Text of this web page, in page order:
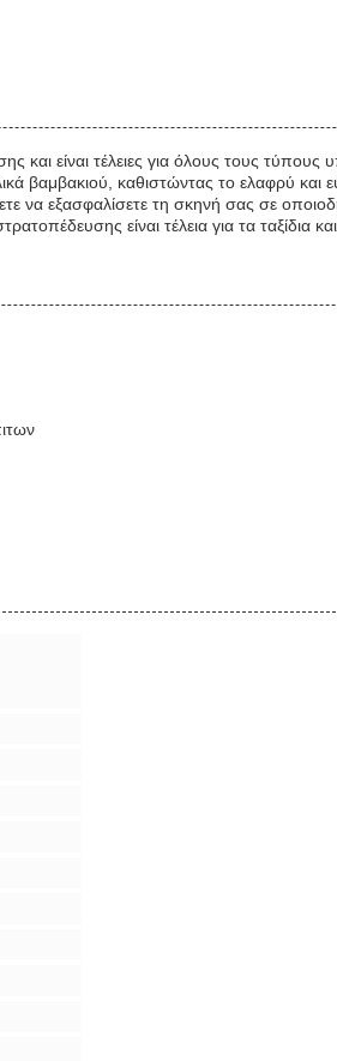
και είναι τέλειες για όλους τους
βαμβακιού, καθιστώντας το ελαφρύ και
να εξασφαλίσετε τη σκηνή σας σε
είναι τέλεια για τα ταξίδια